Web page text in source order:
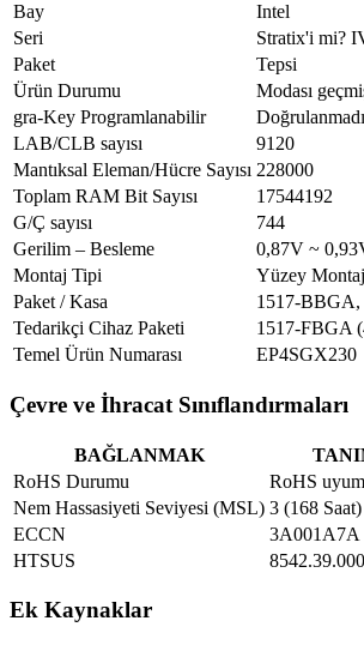
Bay
Intel
Seri
Stratix'i mi?
Paket
Tepsi
Ürün Durumu
Modası
gra-Key Programlanabilir
Doğrulanmadı
LAB/CLB sayısı
9120
Mantıksal Eleman/Hücre Sayısı 228000
Toplam RAM Bit Sayısı
17544192
G/Ç sayısı
744
Gerilim – Besleme
0,87V ~
Montaj Tipi
Yüzey
Paket / Kasa
1517-
Tedarikçi Cihaz Paketi
1517-FBGA
Temel Ürün Numarası
EP4SGX230
Çevre ve İhracat Sınıflandırmaları
BAĞLANMAK
RoHS Durumu
RoHS
Nem Hassasiyeti Seviyesi (MSL) 3 (168 Saat)
ECCN
3A001A7A
HTSUS
Ek Kaynaklar